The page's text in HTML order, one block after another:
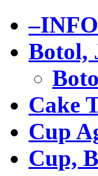
Botol,
Cake
Cup
Cup,